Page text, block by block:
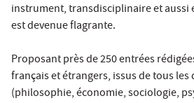
instrument, transdisciplinaire et aussi
est devenue flagrante.
Proposant près de 250 entrées
français et étrangers, issus de tous les
(philosophie, économie, sociologie,